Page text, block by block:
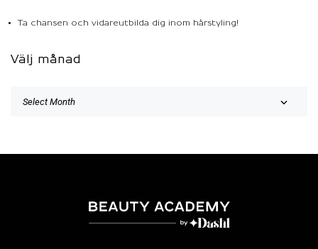
Ta chansen och vidareutbilda dig inom hårstyling!
Välj månad